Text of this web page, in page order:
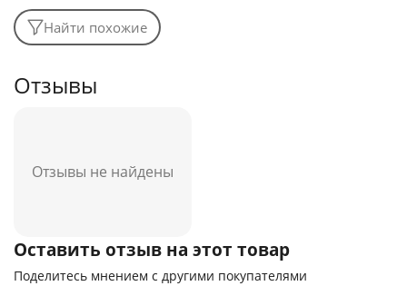
Найти похожие
Отзывы
Отзывы не найдены
Оставить отзыв на этот товар
Поделитесь мнением с другими покупателями